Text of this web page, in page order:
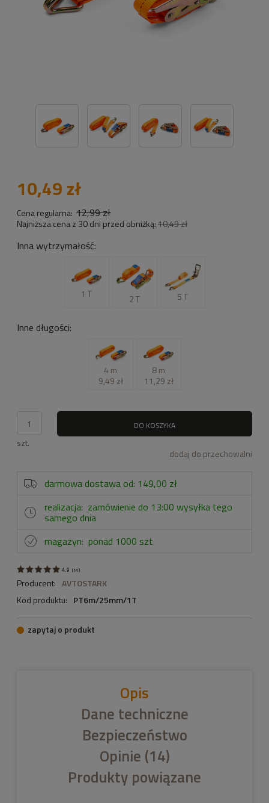
10,49 zł
Cena regularna: 12,99 zł
Najniższa cena z 30 dni przed obniżką:10,49 zł
Inna wytrzymałość:
1 T 2 T 5 T
Inne długości:
4 m
9,49 zł
8 m
11,29 zł
szt.
DO KOSZYKA
dodaj do przechowalni
darmowa dostawa od: 149,00 zł
realizacja: zamówienie do 13:00 wysyłka tego
samego dnia
magazyn: ponad 1000 szt
4.9 (14)
Producent: AVTOSTARK
Kod produktu: PT6m/25mm/1T
zapytaj o produkt
Opis
Dane techniczne
Bezpieczeństwo
Opinie (14)
Produkty powiązane